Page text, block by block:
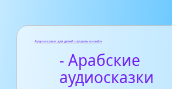
Аудиосказки для детей слушать онлайн
- Арабские
аудиосказки